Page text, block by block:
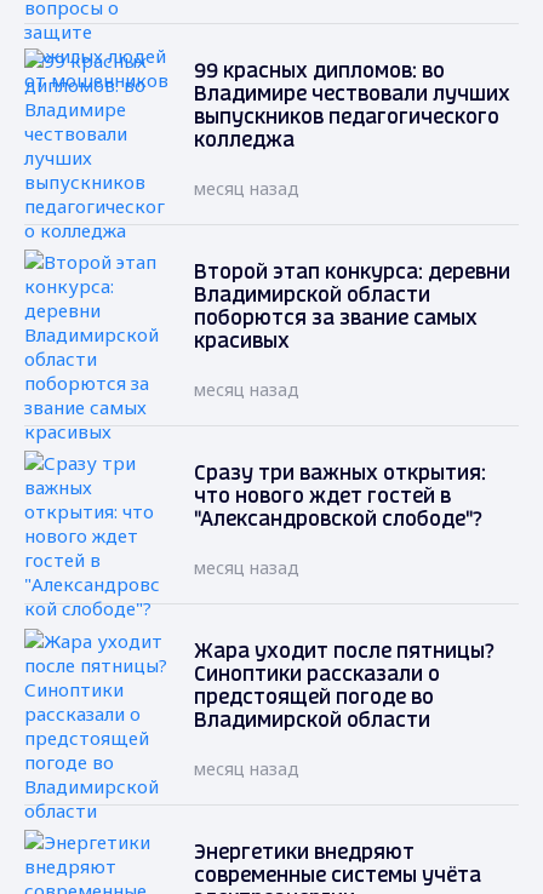
99 красных дипломов: во
Владимире чествовали лучших
выпускников педагогического
колледжа
месяц назад
Второй этап конкурса: деревни
Владимирской области
поборются за звание самых
красивых
месяц назад
Сразу три важных открытия:
что нового ждет гостей в
"Александровской слободе"?
месяц назад
Жара уходит после пятницы?
Синоптики рассказали о
предстоящей погоде во
Владимирской области
месяц назад
Энергетики внедряют
современные системы учёта